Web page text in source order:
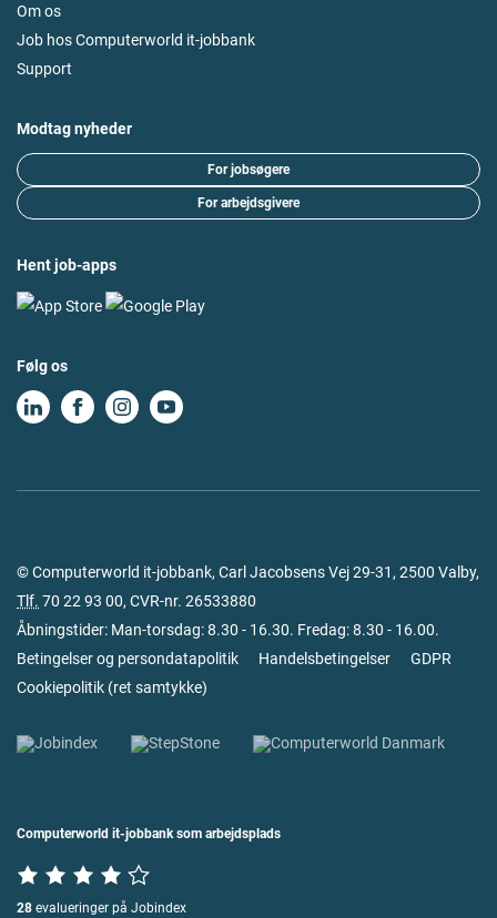
Om os
Job hos Computerworld it-jobbank
Support
Modtag nyheder
For jobsøgere
For arbejdsgivere
Hent job-apps
Følg os
© Computerworld it-jobbank, Carl Jacobsens Vej 29-31, 2500 Valby,
Tlf. 70 22 93 00, CVR-nr. 26533880
Åbningstider: Man-torsdag: 8.30 - 16.30. Fredag: 8.30 - 16.00.
Betingelser og persondatapolitik
Handelsbetingelser
GDPR
Cookiepolitik (ret samtykke)
Computerworld it-jobbank som arbejdsplads
28 evalueringer på Jobindex